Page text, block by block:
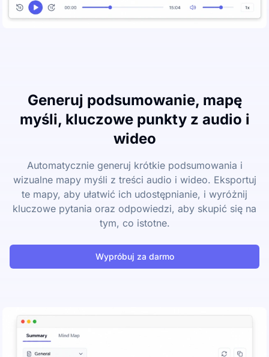
Generuj podsumowanie, mapę
myśli, kluczowe punkty z audio i
wideo
Automatycznie generuj krótkie podsumowania i
wizualne mapy myśli z treści audio i wideo. Eksportuj
te mapy, aby ułatwić ich udostępnianie, i wyróżnij
kluczowe pytania oraz odpowiedzi, aby skupić się na
tym, co istotne.
Wypróbuj za darmo